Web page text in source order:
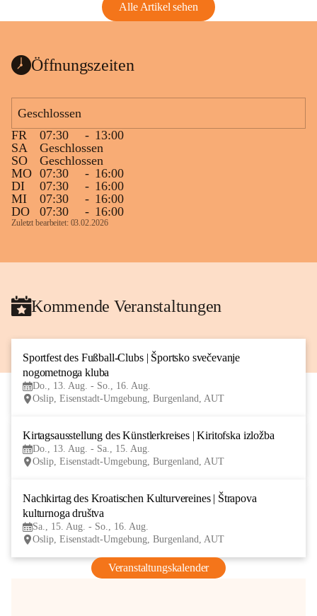
Alle Artikel sehen
Öffnungszeiten
Geschlossen
FR
07:30 - 13:00
SA
Geschlossen
SO
Geschlossen
MO 07:30 - 16:00
DI
07:30 - 16:00
MI
07:30 - 16:00
DO
07:30 - 16:00
Zuletzt bearbeitet: 03.02.2026
Kommende Veranstaltungen
Sportfest des Fußball-Clubs | Športsko svečevanje
nogometnoga kluba
Do., 13. Aug. - So., 16. Aug.
Oslip, Eisenstadt-Umgebung, Burgenland, AUT
Kirtagsausstellung des Künstlerkreises | Kiritofska izložba
Do., 13. Aug. - Sa., 15. Aug.
Oslip, Eisenstadt-Umgebung, Burgenland, AUT
Nachkirtag des Kroatischen Kulturvereines | Štrapova
kulturnoga društva
Sa., 15. Aug. - So., 16. Aug.
Oslip, Eisenstadt-Umgebung, Burgenland, AUT
Veranstaltungskalender